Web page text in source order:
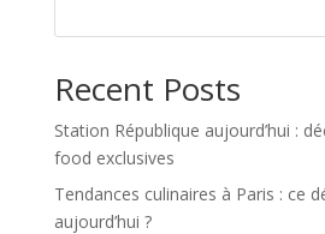
Recent Posts
Station République aujourd’hui :
food exclusives
Tendances culinaires à Paris : ce
aujourd’hui ?